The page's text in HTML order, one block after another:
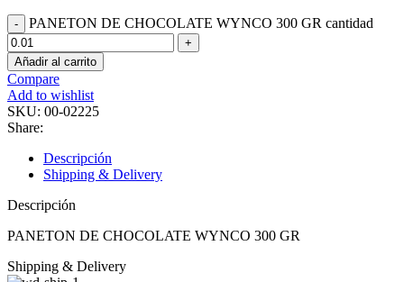
PANETON DE CHOCOLATE WYNCO 300 GR cantidad
Añadir al carrito
Compare
Add to wishlist
SKU: 00-02225
Share:
Descripción
Shipping & Delivery
Descripción
PANETON DE CHOCOLATE WYNCO 300 GR
Shipping & Delivery